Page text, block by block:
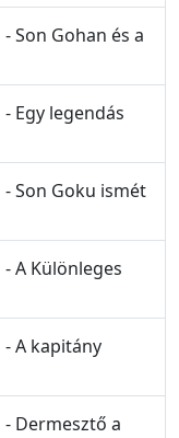
Son Gohan és a
- Egy legendás
- Son Goku ismét
- A Különleges
- A kapitány
- Dermesztő a